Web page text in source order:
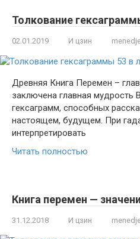
Толкование
02.01.2019 И цзин
Древняя Книга Перемен –
заключена главная мудрость
гексаграмм, способных
настоящем, будущем. При
интерпретировать
Читать полностью
Книга перемен —
31.12.2018 И цзин